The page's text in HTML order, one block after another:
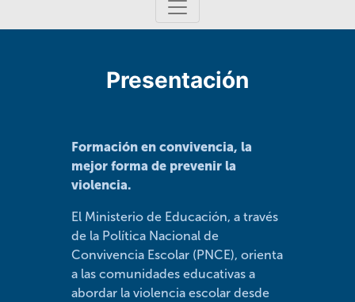
Presentación
Formación en convivencia, la
mejor forma de prevenir la
violencia.
El Ministerio de Educación, a través
de la Política Nacional de
Convivencia Escolar (PNCE), orienta
a las comunidades educativas a
abordar la violencia escolar desde